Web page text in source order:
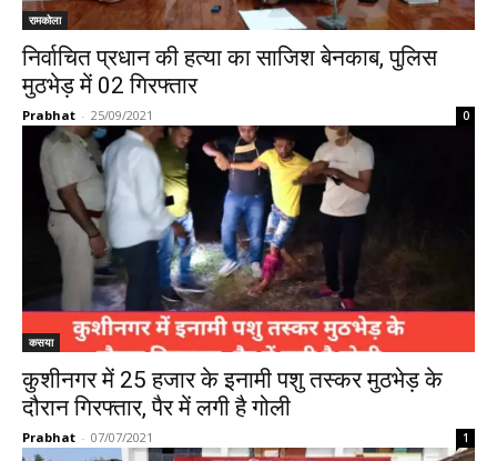
रामकोला
निर्वाचित प्रधान की हत्या का साजिश बेनकाब, पुलिस
मुठभेड़ में 02 गिरफ्तार
Prabhat - 25/09/2021 0
कसया
कुशीनगर में 25 हजार के इनामी पशु तस्कर मुठभेड़ के
दौरान गिरफ्तार, पैर में लगी है गोली
Prabhat - 07/07/2021 1